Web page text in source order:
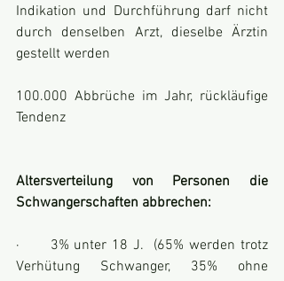
Indikation und Durchführung darf nicht
durch denselben Arzt, dieselbe Ärztin
gestellt werden
100.000 Abbrüche im Jahr, rückläufige
Tendenz
Altersverteilung von Personen die
Schwangerschaften abbrechen:
·      3% unter 18 J.  (65% werden trotz
Verhütung Schwanger, 35% ohne